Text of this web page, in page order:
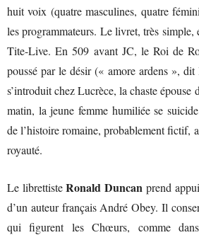
huit voix (quatre masculines, quatre
les programmateurs. Le livret, très simple,
Tite-Live. En 509 avant JC, le Roi de
poussé par le désir (« amore ardens »,
s’introduit chez Lucrèce, la chaste
matin, la jeune femme humiliée se
de l’histoire romaine, probablement fictif,
royauté.
Le librettisteRonald Duncan prend
d’un auteur français André Obey. Il
qui figurent les Chœurs, comme